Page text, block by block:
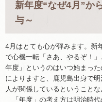
新年度“なぜ4月”か
与～
4月はとても心が弾みます。新
で心機一転「さあ、やるぞ！
年度」というのはいつ始まっ
によりますと、鹿児島出身で
人が関係しているということな
「年度」の考え方は明治時代